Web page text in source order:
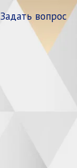
Задать вопрос